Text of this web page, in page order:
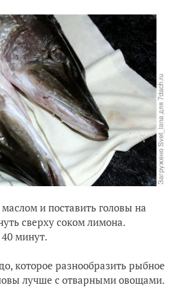
и поставить головы на
сверху соком лимона.
40 минут.
которое разнообразить рыбное
лучше с отварными овощами.